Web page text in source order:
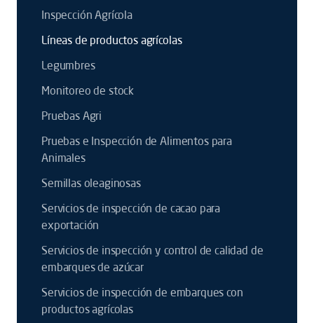
Inspección Agrícola
Líneas de productos agrícolas
Legumbres
Monitoreo de stock
Pruebas Agri
Pruebas e Inspección de Alimentos para
Animales
Semillas oleaginosas
Servicios de inspección de cacao para
exportación
Servicios de inspección y control de calidad de
embarques de azúcar
Servicios de inspección de embarques con
productos agrícolas